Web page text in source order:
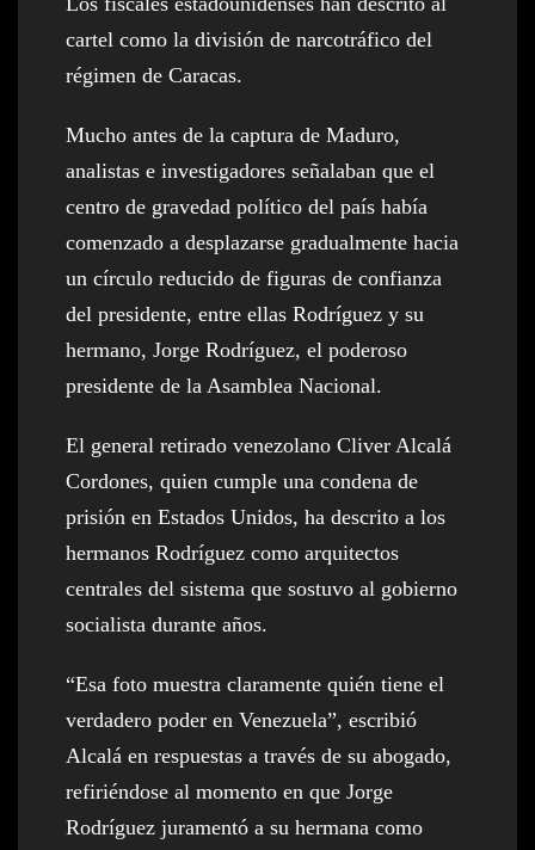
cartel como la división de narcotráfico del
régimen de Caracas.
Mucho antes de la captura de Maduro,
analistas e investigadores señalaban que el
centro de gravedad político del país había
comenzado a desplazarse gradualmente hacia
un círculo reducido de figuras de confianza
del presidente, entre ellas Rodríguez y su
hermano, Jorge Rodríguez, el poderoso
presidente de la Asamblea Nacional.
El general retirado venezolano Cliver Alcalá
Cordones, quien cumple una condena de
prisión en Estados Unidos, ha descrito a los
hermanos Rodríguez como arquitectos
centrales del sistema que sostuvo al gobierno
socialista durante años.
“Esa foto muestra claramente quién tiene el
verdadero poder en Venezuela”, escribió
Alcalá en respuestas a través de su abogado,
refiriéndose al momento en que Jorge
Rodríguez juramentó a su hermana como